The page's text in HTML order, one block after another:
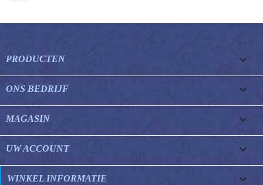
PRODUCTEN 
ONS BEDRIJF 
MAGASIN 
UW ACCOUNT 
WINKEL INFORMATIE keyboard_arrow_down